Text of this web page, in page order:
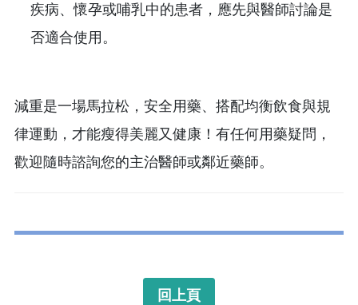
疾病、懷孕或哺乳中的患者，應先與醫師討論是
否適合使用。
減重是一場馬拉松，安全用藥、搭配均衡飲食與規
律運動，才能瘦得美麗又健康！有任何用藥疑問，
歡迎隨時諮詢您的主治醫師或鄰近藥師。
回上頁